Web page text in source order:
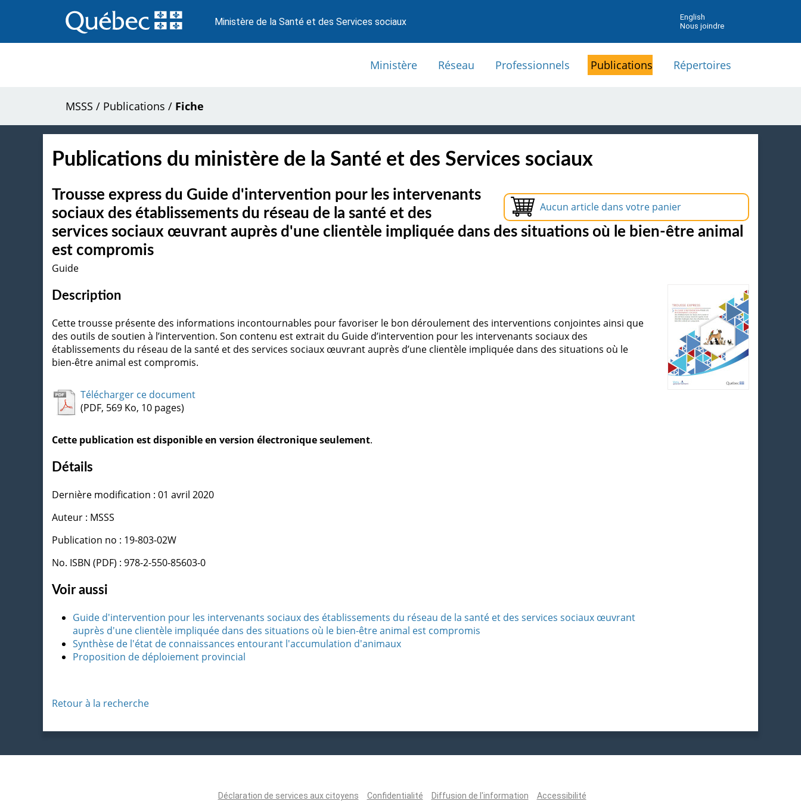
au
contenu
Ministère de la Santé et des Services sociaux
English
Nous joindre
Ministère Réseau Professionnels Publications Répertoires
MSSS / Publications / Fiche
Publications du ministère de la Santé et des Services sociaux
Aucun article dans votre panier
Trousse express du Guide d'intervention pour les intervenants
sociaux des établissements du réseau de la santé et des
services sociaux œuvrant auprès d'une clientèle impliquée dans des situations où le bien-être animal
est compromis
Guide
Description
Cette trousse présente des informations incontournables pour favoriser le bon déroulement des interventions conjointes ainsi que
des outils de soutien à l’intervention. Son contenu est extrait du Guide d’intervention pour les intervenants sociaux des
établissements du réseau de la santé et des services sociaux œuvrant auprès d’une clientèle impliquée dans des situations où le
bien-être animal est compromis.
Télécharger ce document
(PDF, 569 Ko, 10 pages)
Cette publication est disponible en version électronique seulement.
Détails
Dernière modification : 01 avril 2020
Auteur : MSSS
Publication no : 19-803-02W
No. ISBN (PDF) : 978-2-550-85603-0
Voir aussi
Guide d'intervention pour les intervenants sociaux des établissements du réseau de la santé et des services sociaux œuvrant
auprès d'une clientèle impliquée dans des situations où le bien-être animal est compromis
Synthèse de l'état de connaissances entourant l'accumulation d'animaux
Proposition de déploiement provincial
Retour à la recherche
Déclaration de services aux citoyens Confidentialité Diffusion de l'information Accessibilité